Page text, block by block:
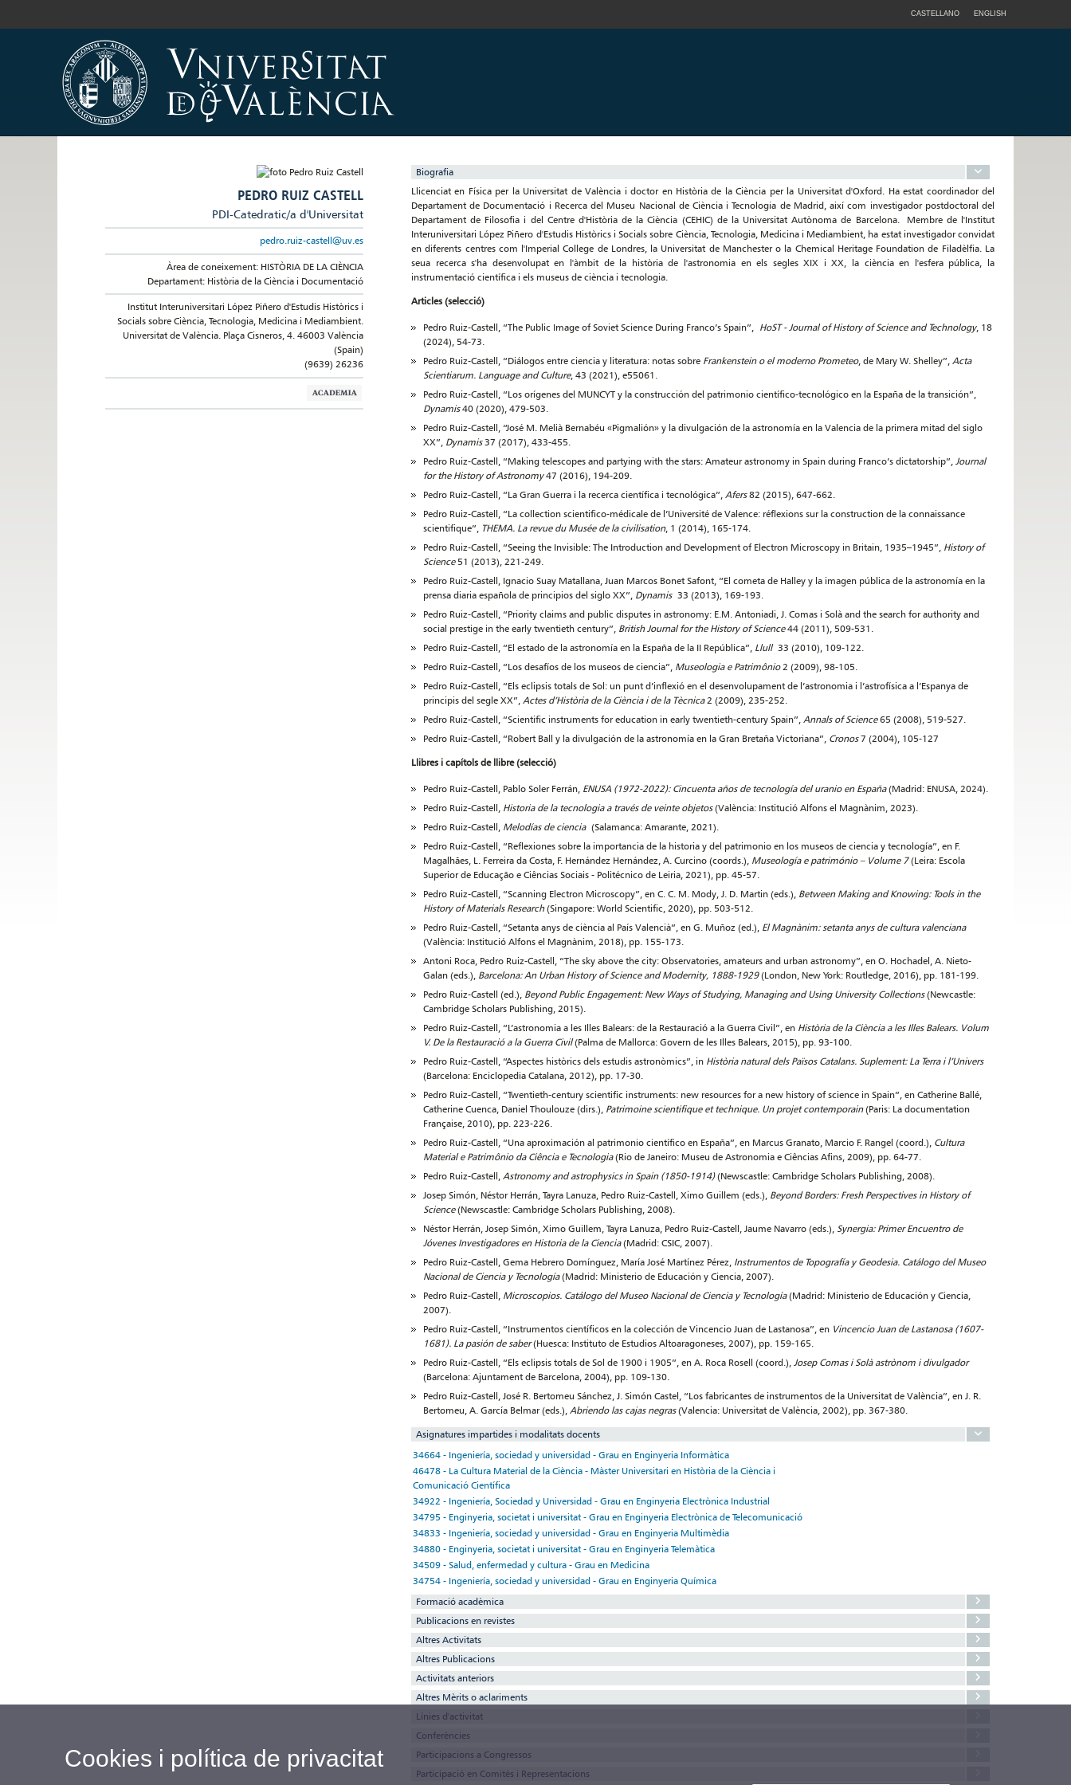
CASTELLANO ENGLISH
PEDRO RUIZ CASTELL
PDI-Catedratic/a d'Universitat
pedro.ruiz-castell@uv.es
Àrea de coneixement: HISTÒRIA DE LA CIÈNCIA
Departament: Història de la Ciència i Documentació
Institut Interuniversitari López Piñero d'Estudis Històrics i
Socials sobre Ciència, Tecnologia, Medicina i Mediambient.
Universitat de València. Plaça Cisneros, 4. 46003 València
(Spain)
(9639) 26236
Biografia
Llicenciat en Física per la Universitat de València i doctor en Història de la Ciència per la Universitat d'Oxford. Ha estat coordinador del
Departament de Documentació i Recerca del Museu Nacional de Ciència i Tecnologia de Madrid, així com investigador postdoctoral del
Departament de Filosofia i del Centre d'Història de la Ciència (CEHIC) de la Universitat Autònoma de Barcelona. Membre de l'Institut
Interuniversitari López Piñero d'Estudis Històrics i Socials sobre Ciència, Tecnologia, Medicina i Mediambient, ha estat investigador convidat
en diferents centres com l'Imperial College de Londres, la Universitat de Manchester o la Chemical Heritage Foundation de Filadèlfia. La
seua recerca s'ha desenvolupat en l'àmbit de la història de l'astronomia en els segles XIX i XX, la ciència en l'esfera pública, la
instrumentació científica i els museus de ciència i tecnologia.
Articles (selecció)
Pedro Ruiz-Castell, “The Public Image of Soviet Science During Franco’s Spain”, HoST - Journal of History of Science and Technology, 18
(2024), 54-73.
Pedro Ruiz-Castell, “Diálogos entre ciencia y literatura: notas sobre Frankenstein o el moderno Prometeo, de Mary W. Shelley”, Acta
Scientiarum. Language and Culture, 43 (2021), e55061.
Pedro Ruiz-Castell, “Los orígenes del MUNCYT y la construcción del patrimonio científico-tecnológico en la España de la transición”,
Dynamis40 (2020), 479-503.
Pedro Ruiz-Castell, “José M. Melià Bernabéu «Pigmalión» y la divulgación de la astronomía en la Valencia de la primera mitad del siglo
XX”, Dynamis37 (2017), 433-455.
Pedro Ruiz-Castell, “Making telescopes and partying with the stars: Amateur astronomy in Spain during Franco’s dictatorship”, Journal
for the History of Astronomy47 (2016), 194-209.
Pedro Ruiz-Castell, “La Gran Guerra i la recerca científica i tecnológica”, Afers82 (2015), 647-662.
Pedro Ruiz-Castell, “La collection scientifico-médicale de l’Université de Valence: réflexions sur la construction de la connaissance
scientifique”, THEMA. La revue du Musée de la civilisation, 1 (2014), 165-174.
Pedro Ruiz-Castell, “Seeing the Invisible: The Introduction and Development of Electron Microscopy in Britain, 1935–1945”, History of
Science51 (2013), 221-249.
Pedro Ruiz-Castell, Ignacio Suay Matallana, Juan Marcos Bonet Safont, “El cometa de Halley y la imagen pública de la astronomía en la
prensa diaria española de principios del siglo XX”, Dynamis 33 (2013), 169-193.
Pedro Ruiz-Castell, “Priority claims and public disputes in astronomy: E.M. Antoniadi, J. Comas i Solà and the search for authority and
social prestige in the early twentieth century”, British Journal for the History of Science44 (2011), 509-531.
Pedro Ruiz-Castell, “El estado de la astronomía en la España de la II República”, Llull33 (2010), 109-122.
Pedro Ruiz-Castell, “Los desafíos de los museos de ciencia”, Museologia e Patrimônio2 (2009), 98-105.
Pedro Ruiz-Castell, “Els eclipsis totals de Sol: un punt d’inflexió en el desenvolupament de l’astronomia i l’astrofísica a l’Espanya de
principis del segle XX”, Actes d’Història de la Ciència i de la Tècnica2 (2009), 235-252.
Pedro Ruiz-Castell, “Scientific instruments for education in early twentieth-century Spain”, Annals of Science65 (2008), 519-527.
Pedro Ruiz-Castell, “Robert Ball y la divulgación de la astronomía en la Gran Bretaña Victoriana”, Cronos7 (2004), 105-127
Llibres i capítols de llibre (selecció)
Pedro Ruiz-Castell, Pablo Soler Ferrán, ENUSA (1972-2022): Cincuenta años de tecnología del uranio en España(Madrid: ENUSA, 2024).
Pedro Ruiz-Castell, Historia de la tecnologia a través de veinte objetos(València: Institució Alfons el Magnànim, 2023).
Pedro Ruiz-Castell, Melodías de ciencia (Salamanca: Amarante, 2021).
Pedro Ruiz-Castell, “Reflexiones sobre la importancia de la historia y del patrimonio en los museos de ciencia y tecnología”, en F.
Magalhães, L. Ferreira da Costa, F. Hernández Hernández, A. Curcino (coords.), Museología e património – Volume 7(Leira: Escola
Superior de Educação e Ciências Sociais - Politécnico de Leiria, 2021), pp. 45-57.
Pedro Ruiz-Castell, “Scanning Electron Microscopy”, en C. C. M. Mody, J. D. Martin (eds.), Between Making and Knowing: Tools in the
History of Materials Research (Singapore: World Scientific, 2020), pp. 503-512.
Pedro Ruiz-Castell, “Setanta anys de ciència al País Valencià”, en G. Muñoz (ed.), El Magnànim: setanta anys de cultura valenciana
(València: Institució Alfons el Magnànim, 2018), pp. 155-173.
Antoni Roca, Pedro Ruiz-Castell, “The sky above the city: Observatories, amateurs and urban astronomy”, en O. Hochadel, A. Nieto-
Galan (eds.), Barcelona: An Urban History of Science and Modernity, 1888-1929(London, New York: Routledge, 2016), pp. 181-199.
Pedro Ruiz-Castell (ed.), Beyond Public Engagement: New Ways of Studying, Managing and Using University Collections(Newcastle:
Cambridge Scholars Publishing, 2015).
Pedro Ruiz-Castell, “L’astronomia a les Illes Balears: de la Restauració a la Guerra Civil”, en Història de la Ciència a les Illes Balears. Volum
V. De la Restauració a la Guerra Civil(Palma de Mallorca: Govern de les Illes Balears, 2015), pp. 93-100.
Pedro Ruiz-Castell, “Aspectes històrics dels estudis astronòmics”, in Història natural dels Països Catalans. Suplement: La Terra i l’Univers
(Barcelona: Enciclopedia Catalana, 2012), pp. 17-30.
Pedro Ruiz-Castell, “Twentieth-century scientific instruments: new resources for a new history of science in Spain”, en Catherine Ballé,
Catherine Cuenca, Daniel Thoulouze (dirs.), Patrimoine scientifique et technique. Un projet contemporain(Paris: La documentation
Française, 2010), pp. 223-226.
Pedro Ruiz-Castell, “Una aproximación al patrimonio científico en España”, en Marcus Granato, Marcio F. Rangel (coord.), Cultura
Material e Patrimônio da Ciência e Tecnologia(Rio de Janeiro: Museu de Astronomia e Ciências Afins, 2009), pp. 64-77.
Pedro Ruiz-Castell, Astronomy and astrophysics in Spain (1850-1914)(Newscastle: Cambridge Scholars Publishing, 2008).
Josep Simón, Néstor Herrán, Tayra Lanuza, Pedro Ruiz-Castell, Ximo Guillem (eds.), Beyond Borders: Fresh Perspectives in History of
Science(Newscastle: Cambridge Scholars Publishing, 2008).
Néstor Herrán, Josep Simón, Ximo Guillem, Tayra Lanuza, Pedro Ruiz-Castell, Jaume Navarro (eds.), Synergia: Primer Encuentro de
Jóvenes Investigadores en Historia de la Ciencia(Madrid: CSIC, 2007).
Pedro Ruiz-Castell, Gema Hebrero Domínguez, María José Martínez Pérez, Instrumentos de Topografía y Geodesia. Catálogo del Museo
Nacional de Ciencia y Tecnología(Madrid: Ministerio de Educación y Ciencia, 2007).
Pedro Ruiz-Castell, Microscopios. Catálogo del Museo Nacional de Ciencia y Tecnología(Madrid: Ministerio de Educación y Ciencia,
2007).
Pedro Ruiz-Castell, “Instrumentos científicos en la colección de Vincencio Juan de Lastanosa”, en Vincencio Juan de Lastanosa (1607-
1681). La pasión de saber(Huesca: Instituto de Estudios Altoaragoneses, 2007), pp. 159-165.
Pedro Ruiz-Castell, “Els eclipsis totals de Sol de 1900 i 1905”, en A. Roca Rosell (coord.), Josep Comas i Solà astrònom i divulgador
(Barcelona: Ajuntament de Barcelona, 2004), pp. 109-130.
Pedro Ruiz-Castell, José R. Bertomeu Sánchez, J. Simón Castel, “Los fabricantes de instrumentos de la Universitat de València”, en J. R.
Bertomeu, A. García Belmar (eds.), Abriendo las cajas negras(Valencia: Universitat de València, 2002), pp. 367-380.
Asignatures impartides i modalitats docents
34664 - Ingeniería, sociedad y universidad - Grau en Enginyeria Informàtica
46478 - La Cultura Material de la Ciència - Màster Universitari en Història de la Ciència i
Comunicació Científica
34922 - Ingeniería, Sociedad y Universidad - Grau en Enginyeria Electrònica Industrial
34795 - Enginyeria, societat i universitat - Grau en Enginyeria Electrònica de Telecomunicació
34833 - Ingeniería, sociedad y universidad - Grau en Enginyeria Multimèdia
34880 - Enginyeria, societat i universitat - Grau en Enginyeria Telemàtica
34509 - Salud, enfermedad y cultura - Grau en Medicina
34754 - Ingeniería, sociedad y universidad - Grau en Enginyeria Química
Formació acadèmica
Publicacions en revistes
Altres Activitats
Altres Publicacions
Activitats anteriors
Altres Mèrits o aclariments
Línies d'activitat
Conferències
Participacions a Congressos
Participació en Comitès i Representacions
Cookies i política de privacitat